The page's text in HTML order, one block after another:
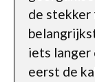
de stekker
iets langer
eerst de